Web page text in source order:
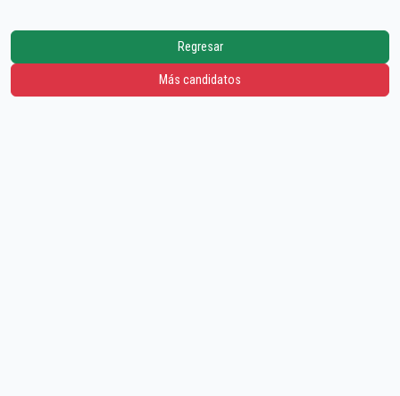
Regresar
Más candidatos